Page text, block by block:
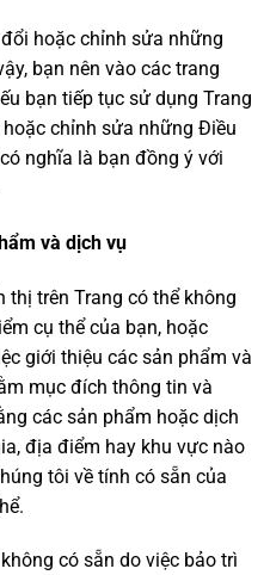
hoặc chỉnh sửa những
bạn nên vào các trang
bạn tiếp tục sử dụng Trang
chỉnh sửa những Điều
nghĩa là bạn đồng ý với
và dịch vụ
thị trên Trang có thể không
cụ thể của bạn, hoặc
giới thiệu các sản phẩm và
mục đích thông tin và
các sản phẩm hoặc dịch
địa điểm hay khu vực nào
tôi về tính có sẵn của
có sẵn do việc bảo trì